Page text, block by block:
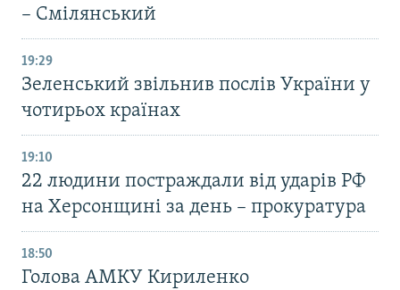
– Смілянський
19:29
Зеленський звільнив послів України у
чотирьох країнах
19:10
22 людини постраждали від ударів РФ
на Херсонщині за день – прокуратура
18:50
Голова АМКУ Кириленко